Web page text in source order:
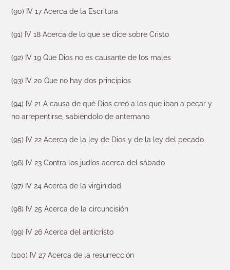
(90) IV 17 Acerca de la Escritura
(91) IV 18 Acerca de lo que se dice sobre Cristo
(92) IV 19 Que Dios no es causante de los males
(93) IV 20 Que no hay dos principios
(94) IV 21 A causa de qué Dios creó a los que iban a pecar y
no arrepentirse, sabiéndolo de antemano
(95) IV 22 Acerca de la ley de Dios y de la ley del pecado
(96) IV 23 Contra los judíos acerca del sábado
(97) IV 24 Acerca de la virginidad
(98) IV 25 Acerca de la circuncisión
(99) IV 26 Acerca del anticristo
(100) IV 27 Acerca de la resurrección